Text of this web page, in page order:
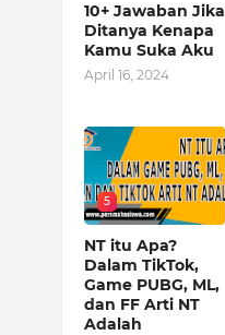
10+ Jawaban Jika
Ditanya Kenapa
Kamu Suka Aku
April 16, 2024
5
NT itu Apa?
Dalam TikTok,
Game PUBG, ML,
dan FF Arti NT
Adalah